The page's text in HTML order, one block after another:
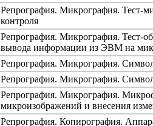
Репрография. Микрография.
контроля
Репрография. Микрография. Тест-
вывода информации из ЭВМ на
Репрография. Микрография.
Репрография. Микрография.
Репрография. Микрография.
микроизображений и внесения
Репрография. Копирография.